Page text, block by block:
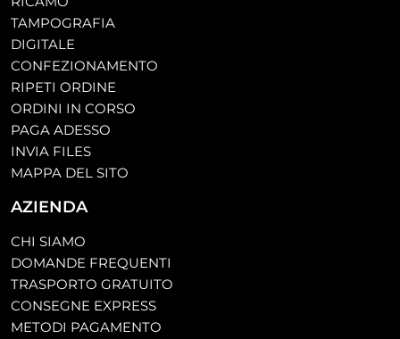
TAMPOGRAFIA
DIGITALE
CONFEZIONAMENTO
RIPETI ORDINE
ORDINI IN CORSO
PAGA ADESSO
INVIA FILES
MAPPA DEL SITO
AZIENDA
CHI SIAMO
DOMANDE FREQUENTI
TRASPORTO GRATUITO
CONSEGNE EXPRESS
METODI PAGAMENTO